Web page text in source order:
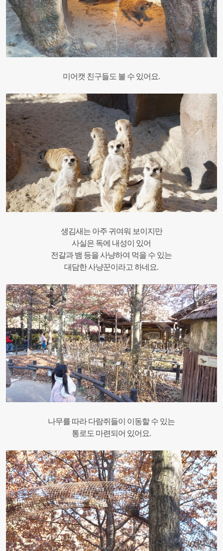
미어캣 친구들도 볼 수 있어요.
생김새는 아주 귀여워 보이지만
사실은 독에 내성이 있어
전갈과 뱀 등을 사냥하여 먹을 수 있는
대담한 사냥꾼이라고 하네요.
나무를 따라 다람쥐들이 이동할 수 있는
통로도 마련되어 있어요.